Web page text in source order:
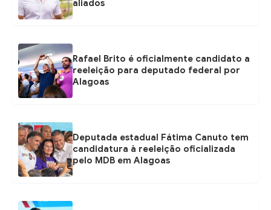
aliados
Rafael Brito é oficialmente candidato a
reeleição para deputado federal por
Alagoas
Deputada estadual Fátima Canuto tem
candidatura à reeleição oficializada
pelo MDB em Alagoas